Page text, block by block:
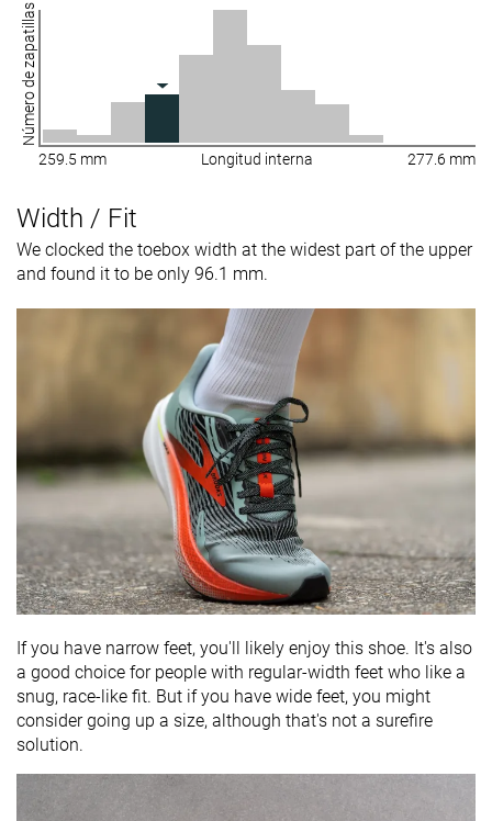
Número de zapatillas
259.5 mm Longitud interna 277.6 mm
Width / Fit
We clocked the toebox width at the widest part of the upper
and found it to be only 96.1 mm.
If you have narrow feet, you'll likely enjoy this shoe. It's also
a good choice for people with regular-width feet who like a
snug, race-like fit. But if you have wide feet, you might
consider going up a size, although that's not a surefire
solution.